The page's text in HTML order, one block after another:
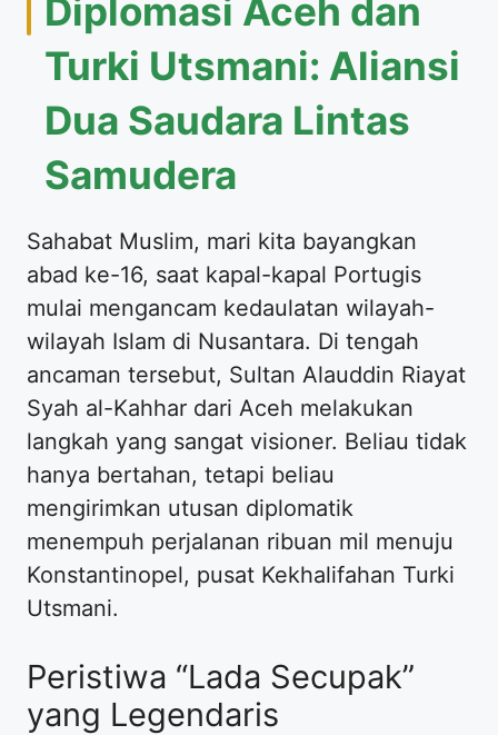
Diplomasi Aceh dan
Turki Utsmani: Aliansi
Dua Saudara Lintas
Samudera
Sahabat Muslim, mari kita bayangkan
abad ke-16, saat kapal-kapal Portugis
mulai mengancam kedaulatan wilayah-
wilayah Islam di Nusantara. Di tengah
ancaman tersebut, Sultan Alauddin Riayat
Syah al-Kahhar dari Aceh melakukan
langkah yang sangat visioner. Beliau tidak
hanya bertahan, tetapi beliau
mengirimkan utusan diplomatik
menempuh perjalanan ribuan mil menuju
Konstantinopel, pusat Kekhalifahan Turki
Utsmani.
Peristiwa “Lada Secupak”
yang Legendaris